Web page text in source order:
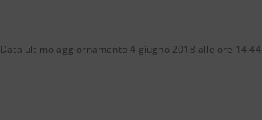
Data ultimo aggiornamento 4 giugno 2018 alle ore 14:44